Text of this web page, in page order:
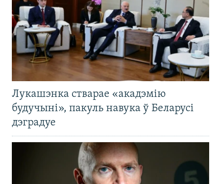
Лукашэнка стварае «акадэмію
будучыні», пакуль навука ў Беларусі
дэградуе